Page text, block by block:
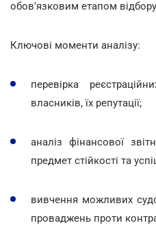
обов'язковим етапом
Ключові моменти аналізу:
перевірка
власників, їх репутації;
аналіз фінансової
предмет стійкості та
вивчення можливих
проваджень проти